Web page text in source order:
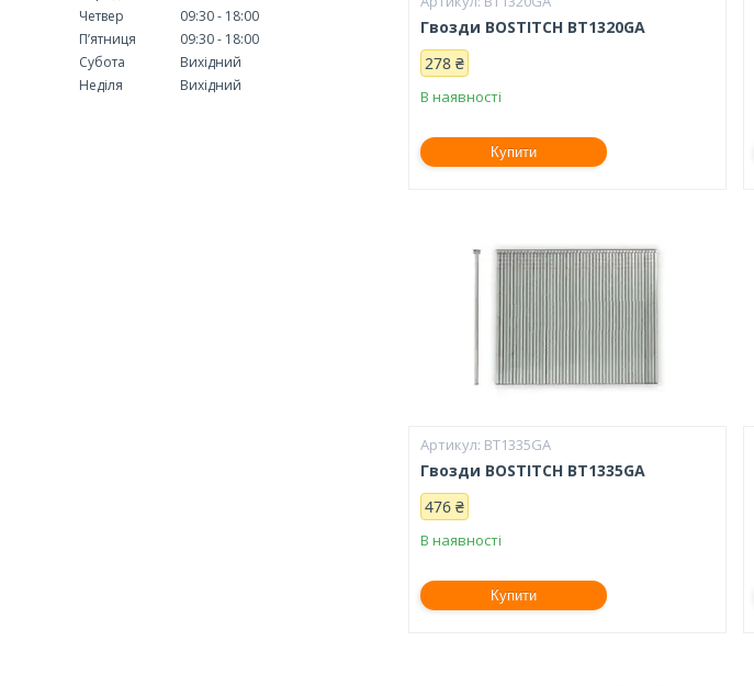
Гвозди BOSTITCH BT1320GA
278 ₴
В наявності
Купити
BT1335GA
Гвозди BOSTITCH BT1335GA
476 ₴
В наявності
Купити
Четвер
09:30
18:00
Пʼятниця
09:30
18:00
Субота
Вихідний
Неділя
Вихідний